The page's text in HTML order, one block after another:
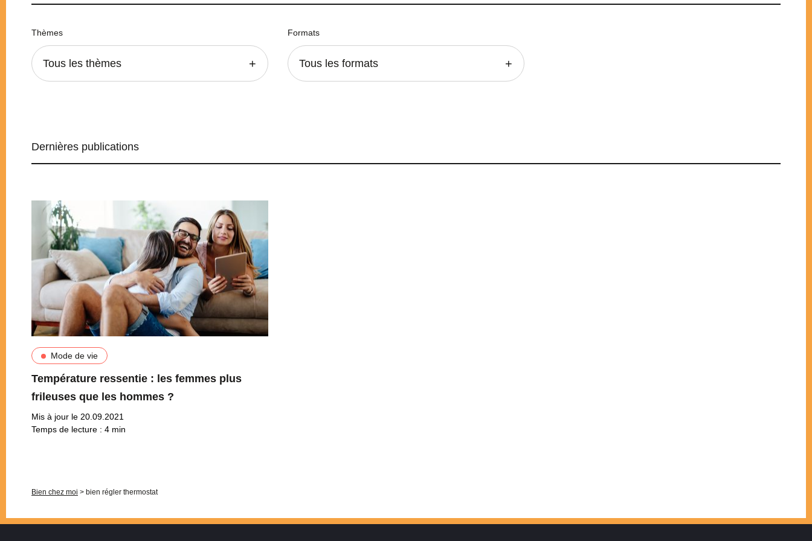
Thèmes
Tous les thèmes
Formats
Tous les formats
Dernières publications
Mode de vie
Température ressentie : les femmes plus
frileuses que les hommes ?
Mis à jour le 20.09.2021
Temps de lecture : 4 min
Bien chez moi > bien régler thermostat